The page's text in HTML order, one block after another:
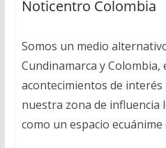
Noticentro Colombia
Somos un medio
Cundinamarca y Colombia,
acontecimientos de
nuestra zona de influencia
como un espacio